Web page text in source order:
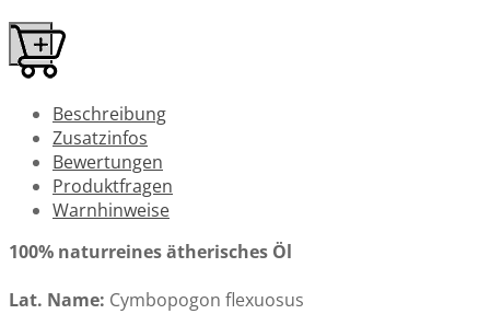
Beschreibung
Zusatzinfos
Bewertungen
Produktfragen
Warnhinweise
100% naturreines ätherisches Öl
Lat. Name: Cymbopogon flexuosus